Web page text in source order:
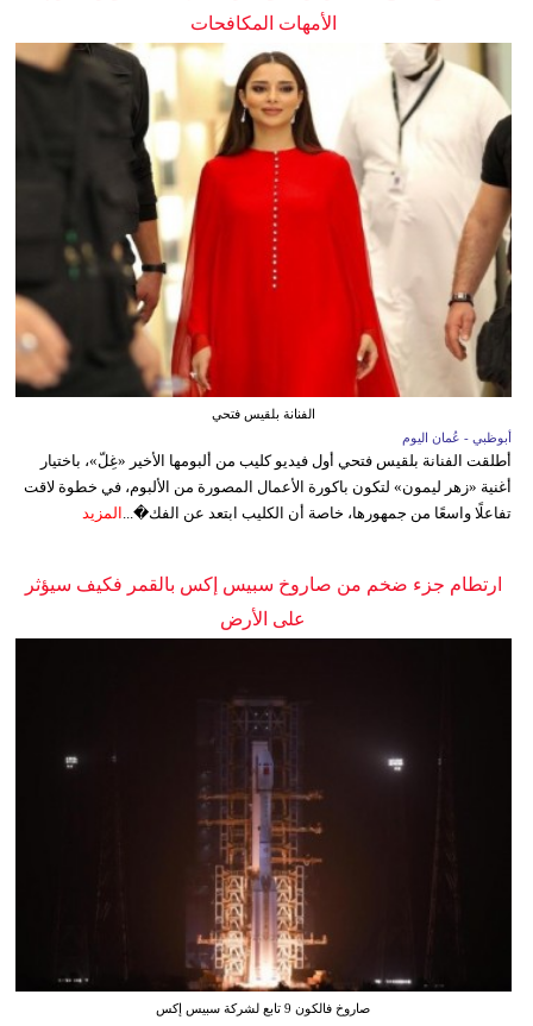
الأمهات المكافحات
الفنانة بلقيس فتحي
أبوظبي - عُمان اليوم
أطلقت الفنانة بلقيس فتحي أول فيديو كليب من ألبومها الأخير «غِلّ»، باختيار
أغنية «زهر ليمون» لتكون باكورة الأعمال المصورة من الألبوم، في خطوة لاقت
تفاعلًا واسعًا من جمهورها، خاصة أن الكليب ابتعد عن الفك�... المزيد
ارتطام جزء ضخم من صاروخ سبيس إكس بالقمر فكيف سيؤثر
على الأرض
صاروخ فالكون 9 تابع لشركة سبيس إكس